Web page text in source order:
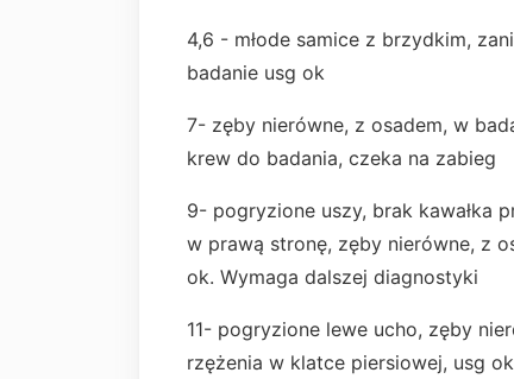
4,6 - młode samice z brzydkim,
badanie usg ok
7- zęby nierówne, z osadem, w
krew do badania, czeka na zabieg
9- pogryzione uszy, brak kawałka
w prawą stronę, zęby nierówne, z
ok. Wymaga dalszej diagnostyki
11- pogryzione lewe ucho, zęby
rzężenia w klatce piersiowej, usg